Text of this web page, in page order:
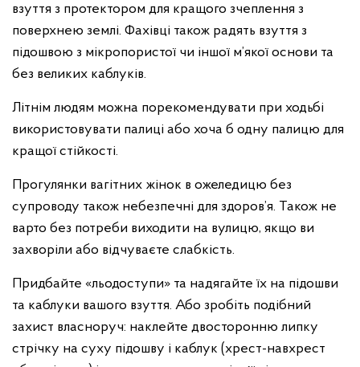
взуття з протектором для кращого зчеплення з
поверхнею землі. Фахівці також радять взуття з
підошвою з мікропористої чи іншої м’якої основи та
без великих каблуків.
Літнім людям можна порекомендувати при ходьбі
використовувати палиці або хоча б одну палицю для
кращої стійкості.
Прогулянки вагітних жінок в ожеледицю без
супроводу також небезпечні для здоров’я. Також не
варто без потреби виходити на вулицю, якщо ви
захворіли або відчуваєте слабкість.
Придбайте «льодоступи» та надягайте їх на підошви
та каблуки вашого взуття. Або зробіть подібний
захист власноруч: наклейте двосторонню липку
стрічку на суху підошву і каблук (хрест-навхрест